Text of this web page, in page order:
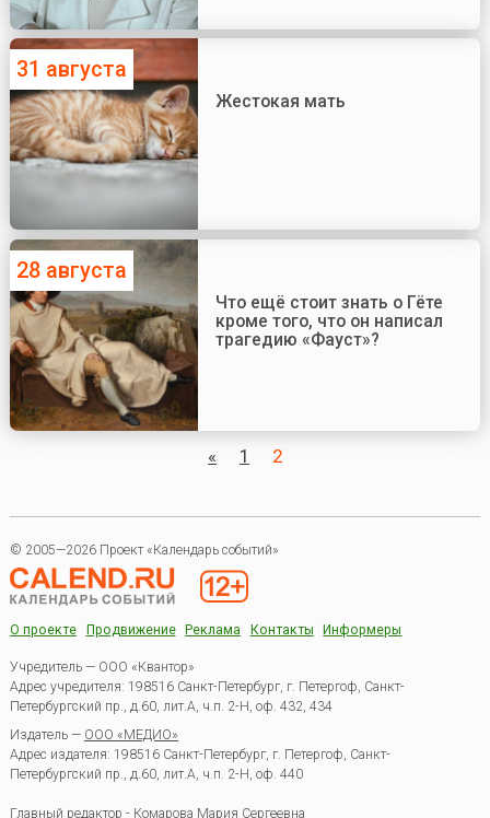
31 августа
Жестокая мать
28 августа
Что ещё стоит знать о Гёте
кроме того, что он написал
трагедию «Фауст»?
« 1 2
© 2005—2026 Проект «Календарь событий»
О проекте Продвижение Реклама Контакты Информеры
Учредитель — ООО «Квантор»
Адрес учредителя: 198516 Санкт-Петербург, г. Петергоф, Санкт-
Петербургский пр., д.60, лит.А, ч.п. 2-Н, оф. 432, 434
Издатель — ООО «МЕДИО»
Адрес издателя: 198516 Санкт-Петербург, г. Петергоф, Санкт-
Петербургский пр., д.60, лит.А, ч.п. 2-Н, оф. 440
Главный редактор - Комарова Мария Сергеевна